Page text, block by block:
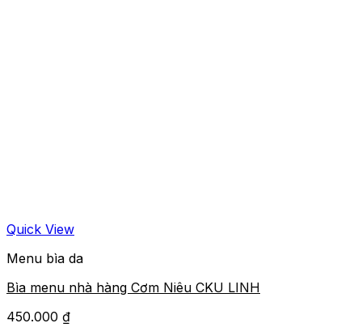
Quick View
Menu bìa da
Bìa menu nhà hàng Cơm Niêu CKU LINH
450.000 ₫